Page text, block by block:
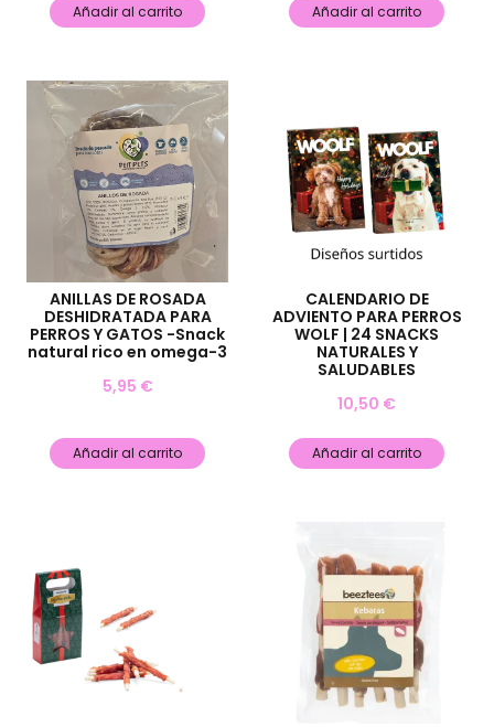
Añadir al carrito Añadir al carrito
ANILLAS DE ROSADA
DESHIDRATADA PARA
PERROS Y GATOS -Snack
natural rico en omega-3
5,95 €
Añadir al carrito
CALENDARIO DE
ADVIENTO PARA PERROS
WOLF | 24 SNACKS
NATURALES Y
SALUDABLES
10,50 €
Añadir al carrito